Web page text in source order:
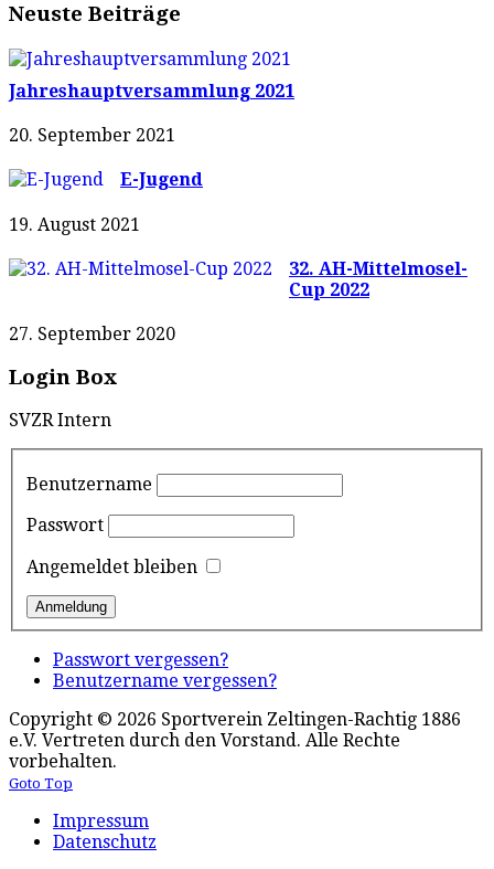
Neuste Beiträge
Jahreshauptversammlung 2021
20. September 2021
E-Jugend
19. August 2021
32. AH-Mittelmosel-
Cup 2022
27. September 2020
Login Box
SVZR Intern
Benutzername
Passwort
Angemeldet bleiben
Passwort vergessen?
Benutzername vergessen?
Copyright © 2026 Sportverein Zeltingen-Rachtig 1886
e.V. Vertreten durch den Vorstand. Alle Rechte
vorbehalten.
Goto Top
Impressum
Datenschutz